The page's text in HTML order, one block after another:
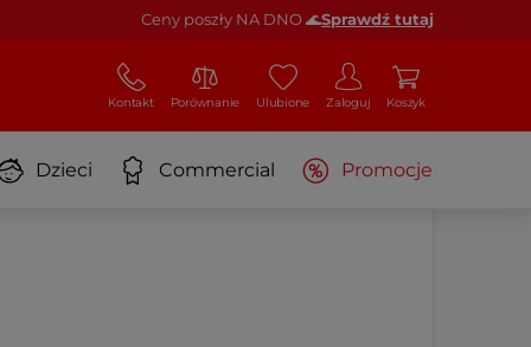
Ceny poszły NA DNO 🌊Sprawdź tutaj
Kontakt Porównanie Ulubione Zaloguj Koszyk
Dzieci Commercial Promocje